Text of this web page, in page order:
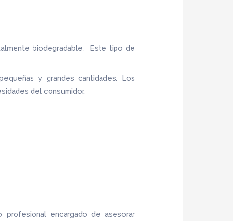
biodegradable. Este tipo de
y grandes cantidades. Los
del consumidor.
encargado de asesorar